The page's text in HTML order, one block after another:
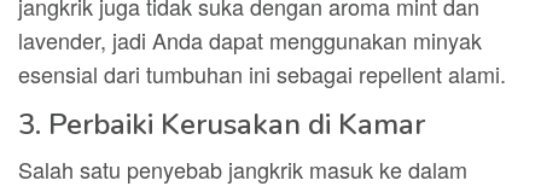
lavender, jadi Anda dapat menggunakan minyak
esensial dari tumbuhan ini sebagai repellent alami.
3. Perbaiki Kerusakan di Kamar
Salah satu penyebab jangkrik masuk ke dalam